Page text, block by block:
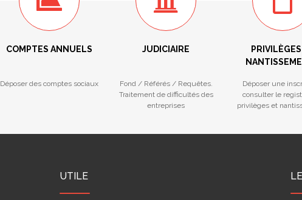
COMPTES ANNUELS
Déposer des comptes sociaux
JUDICIAIRE
Fond / Référés / Requêtes.
Traitement de difficultés des
entreprises
Déposer une
consulter le
privilèges et
UTILE